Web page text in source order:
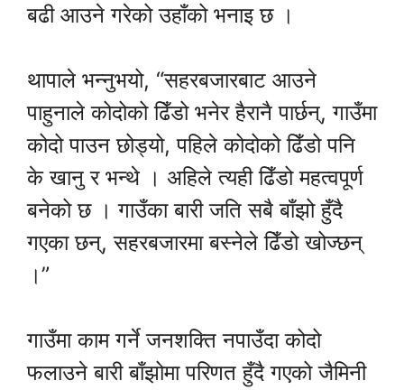
बढी आउने गरेको उहाँको भनाइ छ ।
थापाले भन्नुभयो, “सहरबजारबाट आउने
पाहुनाले कोदोको ढिँडो भनेर हैरानै पार्छन्, गाउँमा
कोदो पाउन छोड्यो, पहिले कोदोको ढिँडो पनि
के खानु र भन्थे । अहिले त्यही ढिँडो महत्वपूर्ण
बनेको छ । गाउँका बारी जति सबै बाँझो हुँदै
गएका छन्, सहरबजारमा बस्नेले ढिँडो खोज्छन्
।”
गाउँमा काम गर्ने जनशक्ति नपाउँदा कोदो
फलाउने बारी बाँझोमा परिणत हुँदै गएको जैमिनी